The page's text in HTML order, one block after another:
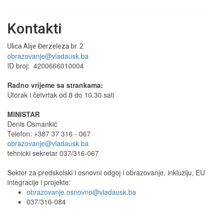
Kontakti
Ulica Alije Đerzeleza br. 2
obrazovanje@vladausk.ba
ID broj: 4200666010004
Radno vrijeme sa strankama:
Utorak i četvrtak od 8 do 10.30 sati
MINISTAR
Denis Osmankić
Telefon: +387 37 316 - 067
obrazovanje@vladausk.ba
tehnicki sekretar 037/316-067
Sektor za predskolski i osnovni odgoj i obrazovanje, inkluziju, EU
integracije i projekte:
obrazovanje.osnovno@vladausk.ba
037/316-084